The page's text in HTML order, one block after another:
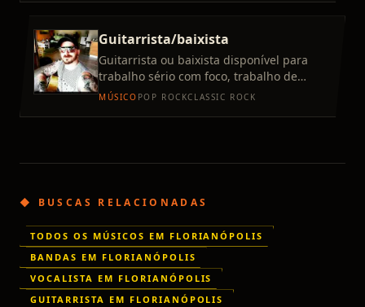
Guitarrista/baixista
Guitarrista ou baixista disponível para
trabalho sério com foco, trabalho de
preferência em pop rock, quero montar
MÚSICO POP ROCKCLASSIC ROCK
◆ BUSCAS RELACIONADAS
TODOS OS MÚSICOS EM FLORIANÓPOLIS
BANDAS EM FLORIANÓPOLIS
VOCALISTA EM FLORIANÓPOLIS
GUITARRISTA EM FLORIANÓPOLIS